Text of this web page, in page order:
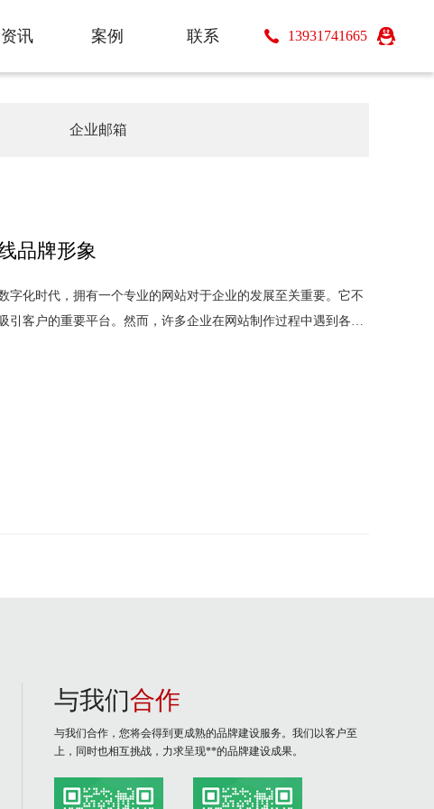
13931741665
资讯
案例
联系
企业邮箱
品牌形象
字化时代，拥有一个专业的网站对于企业的发展至关重要。它不
客户的重要平台。然而，许多企业在网站制作过程中遇到各种
与我们合作
与我们合作，您将会得到更成熟的品牌建设服务。我们以客户至
上，同时也相互挑战，力求呈现**的品牌建设成果。